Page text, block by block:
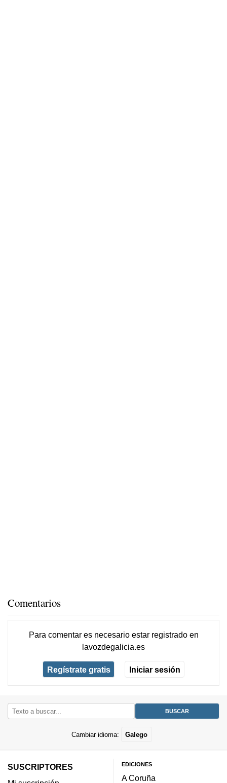
Comentarios
Para comentar es necesario estar registradoen
lavozdegalicia.es
Regístrate gratis Iniciar sesión
Cambiar idioma: Galego
SUSCRIPTORES
EDICIONES
A Coruña